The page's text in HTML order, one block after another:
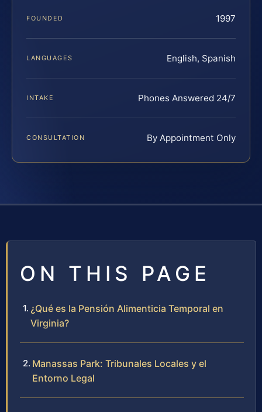
FOUNDED 1997
LANGUAGES English, Spanish
INTAKE Phones Answered 24/7
CONSULTATION By Appointment Only
ON THIS PAGE
¿Qué es la Pensión Alimenticia Temporal en
Virginia?
Manassas Park: Tribunales Locales y el
Entorno Legal